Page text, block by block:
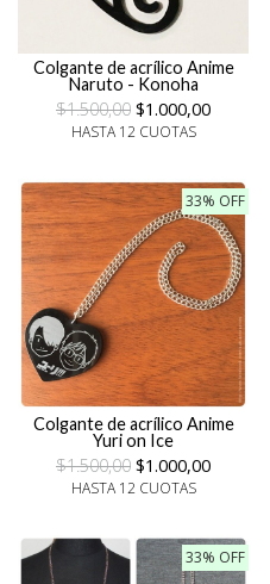
Colgante de acrílico Anime
Naruto - Konoha
$1.500,00 $1.000,00
HASTA 12 CUOTAS
33% OFF
Colgante de acrílico Anime
Yuri on Ice
$1.500,00 $1.000,00
HASTA 12 CUOTAS
33% OFF